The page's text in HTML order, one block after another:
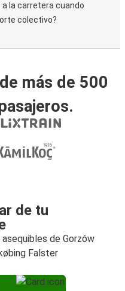
a la carretera cuando
colectivo?
más de 500
de tu
de Gorzów
Falster